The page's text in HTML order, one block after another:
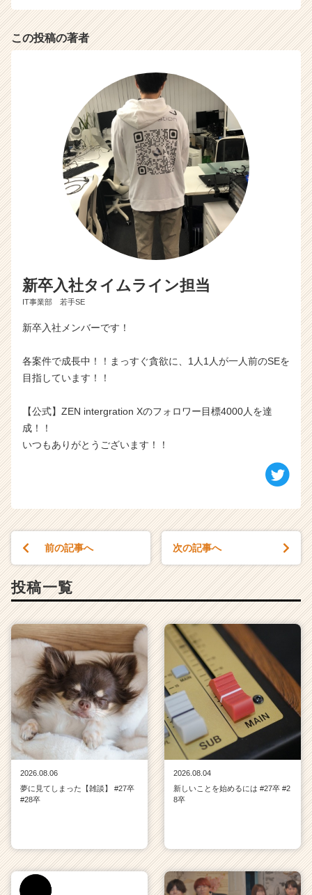
この投稿の著者
新卒入社タイムライン担当
IT事業部 若手SE
新卒入社メンバーです！
各案件で成長中！！まっすぐ貪欲に、1人1人が一人前のSEを
目指しています！！
【公式】ZEN intergration Xのフォロワー目標4000人を達
成！！
いつもありがとうございます！！
前の記事へ 次の記事へ
投稿一覧
2026.08.06
夢に見てしまった【雑談】 #27卒
#28卒
2026.08.04
新しいことを始めるには #27卒 #2
8卒